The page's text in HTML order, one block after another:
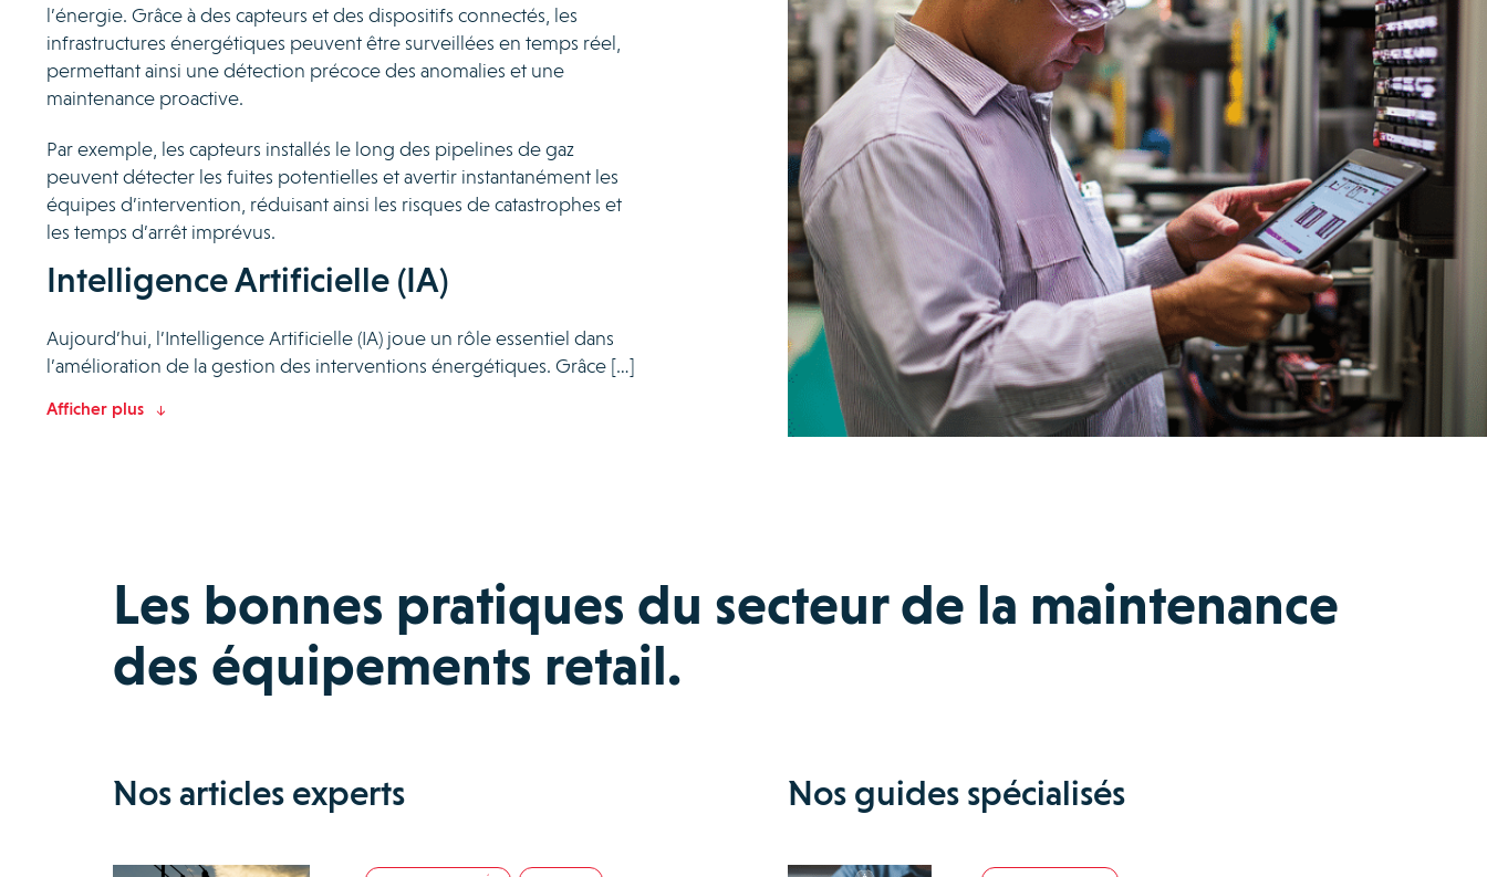
l’énergie. Grâce à des capteurs et des dispositifs connectés, les
infrastructures énergétiques peuvent être surveillées en temps réel,
permettant ainsi une détection précoce des anomalies et une
maintenance proactive.
Par exemple, les capteurs installés le long des pipelines de gaz
peuvent détecter les fuites potentielles et avertir instantanément les
équipes d’intervention, réduisant ainsi les risques de catastrophes et
les temps d’arrêt imprévus.
Intelligence Artificielle (IA)
Aujourd’hui, l’Intelligence Artificielle (IA) joue un rôle essentiel dans
l’amélioration de la gestion des interventions énergétiques. Grâce […]
Afficher plus
Les bonnes pratiques du secteur de la maintenance
des équipements retail.
Nos articles experts Nos guides spécialisés